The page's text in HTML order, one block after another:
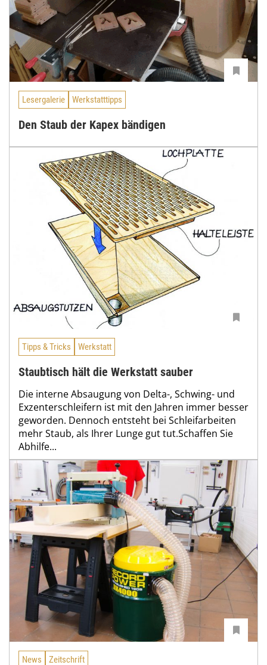
Lesergalerie Werkstatttipps
Den Staub der Kapex bändigen
Tipps & Tricks Werkstatt
Staubtisch hält die Werkstatt sauber
Die interne Absaugung von Delta-, Schwing- und
Exzenterschleifern ist mit den Jahren immer besser
geworden. Dennoch entsteht bei Schleifarbeiten
mehr Staub, als Ihrer Lunge gut tut.Schaffen Sie
Abhilfe...
News Zeitschrift